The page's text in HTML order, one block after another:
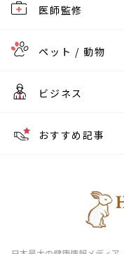
医師監修
ペット / 動物
ビジネス
おすすめ記事